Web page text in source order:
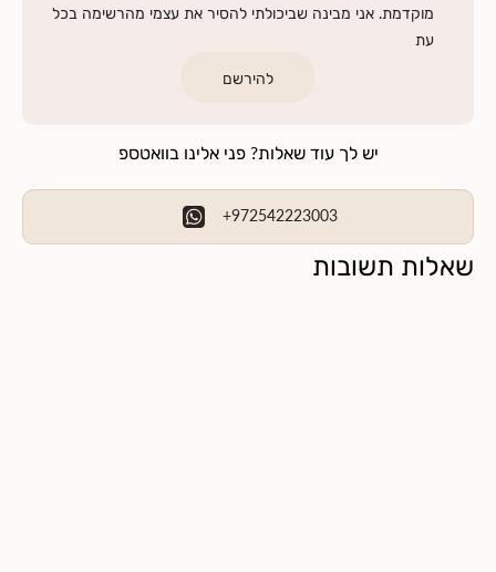
מוקדמת. אני מבינה שביכולתי להסיר את עצמי מהרשימה בכל
עת
להירשם
יש לך עוד שאלות? פני אלינו בוואטספ
+972542223003
שאלות תשובות